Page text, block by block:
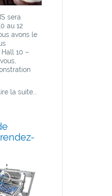
sera
au 12
avons le
10 –
Lire la suite...